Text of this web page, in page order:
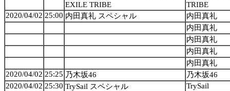
EXILE TRIBE
TRIBE
2020/04/02 25:00 内田真礼 スペシャル
内田真礼
内田真礼
内田真礼
内田真礼
内田真礼
2020/04/02 25:25 乃木坂46
乃木坂46
2020/04/02 25:30 TrySail スペシャル
TrySail